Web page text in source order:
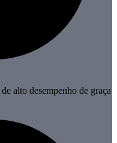
alto desempenho de graça